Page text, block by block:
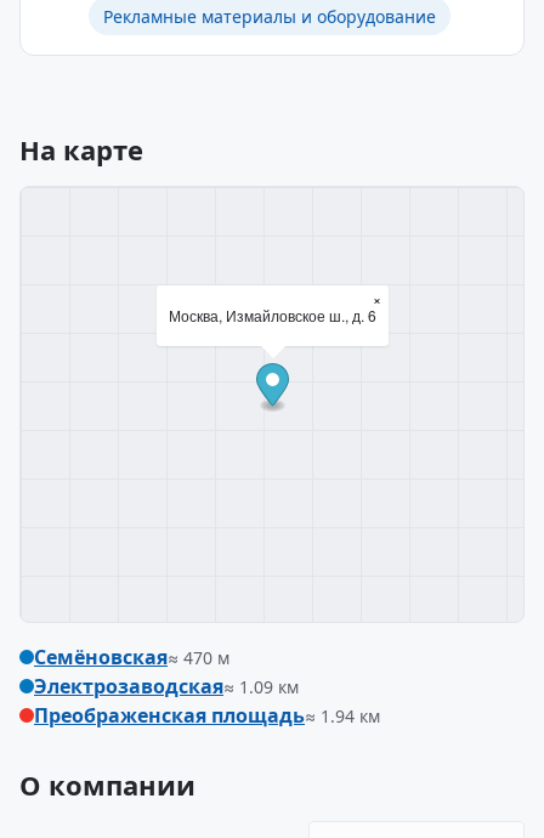
Рекламные материалы и оборудование
На карте
Москва, Измайловское ш., д. 6
×
Семёновская≈ 470 м
Электрозаводская≈ 1.09 км
Преображенская площадь≈ 1.94 км
О компании